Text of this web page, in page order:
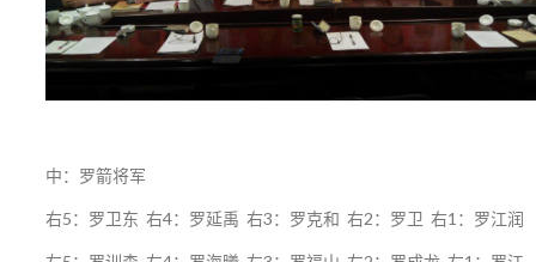
中：罗箭将军
右5：罗卫东 右4：罗延禹 右3：罗克和 右2：罗卫 右1：罗江润